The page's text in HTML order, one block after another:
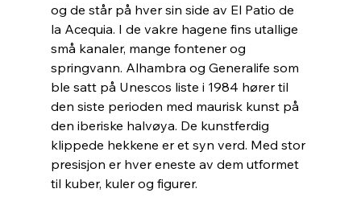
og de står på hver sin side av El Patio de
la Acequia. I de vakre hagene fins utallige
små kanaler, mange fontener og
springvann. Alhambra og Generalife som
ble satt på Unescos liste i 1984 hører til
den siste perioden med maurisk kunst på
den iberiske halvøya. De kunstferdig
klippede hekkene er et syn verd. Med stor
presisjon er hver eneste av dem utformet
til kuber, kuler og figurer.